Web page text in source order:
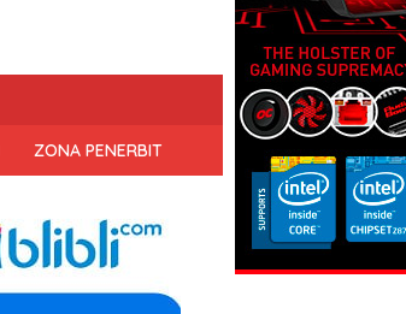
ZONA PENERBIT